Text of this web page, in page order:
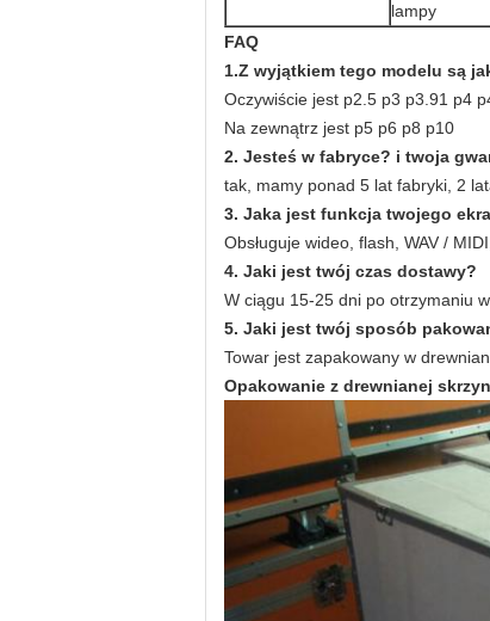
lampy
FAQ
1.Z wyjątkiem tego modelu są
Oczywiście jest p2.5 p3 p3.91 p4
Na zewnątrz jest p5 p6 p8 p10
2. Jesteś w fabryce? i twoja
tak, mamy ponad 5 lat fabryki, 2
3. Jaka jest funkcja twojego
Obsługuje wideo, flash, WAV /
4. Jaki jest twój czas dostawy?
W ciągu 15-25 dni po otrzymaniu
5. Jaki jest twój sposób
Towar jest zapakowany w
Opakowanie z drewnianej